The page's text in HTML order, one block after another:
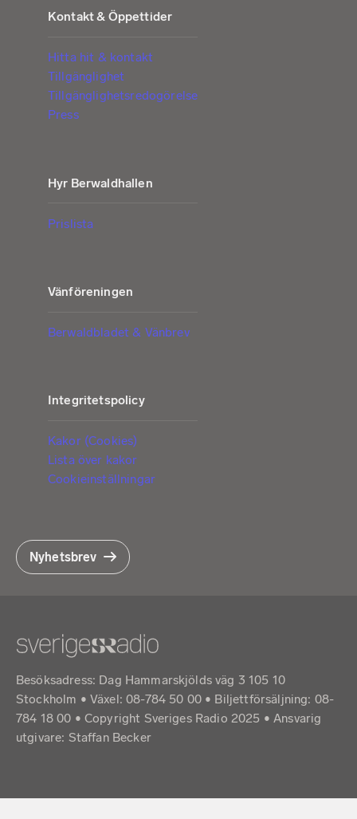
Kontakt & Öppettider
Hitta hit & kontakt
Tillgänglighet
Tillgänglighetsredogörelse
Press
Hyr Berwaldhallen
Prislista
Vänföreningen
Berwaldbladet & Vänbrev
Integritetspolicy
Kakor (Cookies)
Lista över kakor
Cookieinställningar
Nyhetsbrev
Besöksadress: Dag Hammarskjölds väg 3 105 10
Stockholm • Växel: 08-784 50 00 • Biljettförsäljning: 08-
784 18 00 • Copyright Sveriges Radio 2025 •Ansvarig
utgivare: Staffan Becker